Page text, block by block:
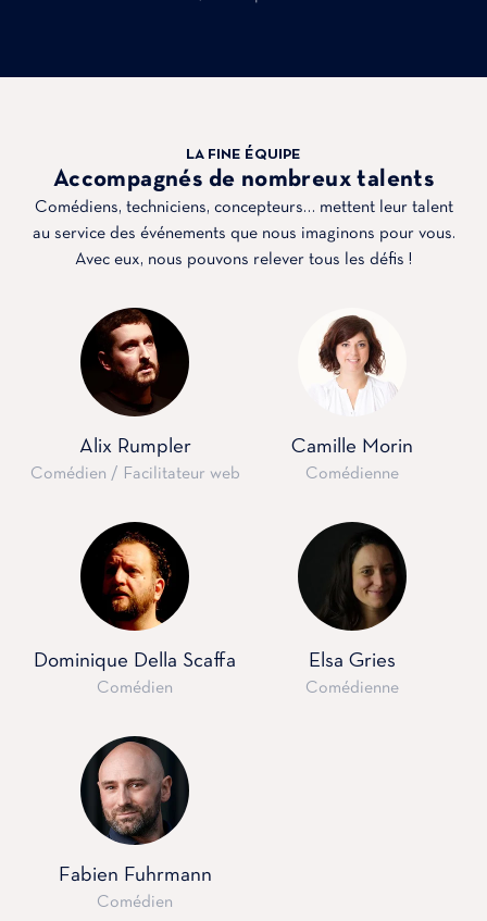
Accompagnés de nombreux talents
LA FINE ÉQUIPE
Comédiens, techniciens, concepteurs… mettent leur talent
au service des événements que nous imaginons pour vous.
Avec eux, nous pouvons relever tous les défis !
Alix Rumpler
Comédien / Facilitateur web
Camille Morin
Comédienne
Dominique Della Scaffa
Comédien
Elsa Gries
Comédienne
Fabien Fuhrmann
Comédien